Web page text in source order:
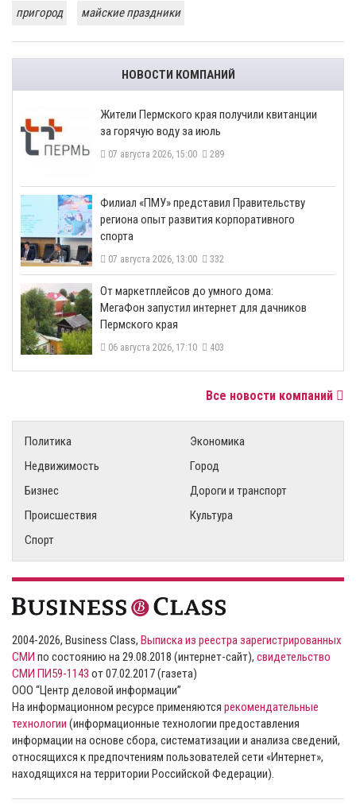
пригород
майские праздники
НОВОСТИ КОМПАНИЙ
​Жители Пермского края получили квитанции
за горячую воду за июль
07 августа 2026, 15:00 289
​Филиал «ПМУ» представил Правительству
региона опыт развития корпоративного
спорта
07 августа 2026, 13:00 332
От маркетплейсов до умного дома:
МегаФон запустил интернет для дачников
Пермского края
06 августа 2026, 17:10 403
Все новости компаний
Политика
Экономика
Недвижимость
Город
Бизнес
Дороги и транспорт
Происшествия
Культура
Спорт
2004-2026, Business Class, Выписка из реестра зарегистрированных
СМИ по состоянию на 29.08.2018 (интернет-сайт), свидетельство
СМИ ПИ59-1143 от 07.02.2017 (газета)
ООО “Центр деловой информации”
На информационном ресурсе применяются рекомендательные
технологии (информационные технологии предоставления
информации на основе сбора, систематизации и анализа сведений,
относящихся к предпочтениям пользователей сети «Интернет»,
находящихся на территории Российской Федерации).